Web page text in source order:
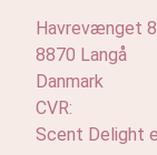
Havrevænget 8
8870 Langå
Danmark
CVR:
Scent Delight